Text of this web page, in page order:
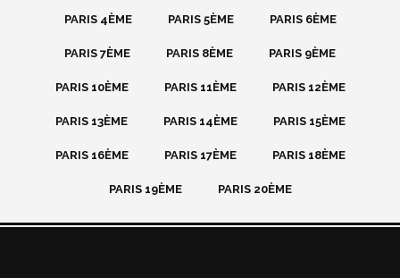
PARIS 4ÈME PARIS 5ÈME PARIS 6ÈME
PARIS 7ÈME PARIS 8ÈME PARIS 9ÈME
PARIS 10ÈME PARIS 11ÈME PARIS 12ÈME
PARIS 13ÈME PARIS 14ÈME PARIS 15ÈME
PARIS 16ÈME PARIS 17ÈME PARIS 18ÈME
PARIS 19ÈME PARIS 20ÈME